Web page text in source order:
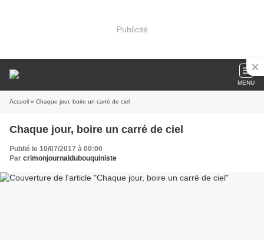
Publicité
MENU
Accueil » Chaque jour, boire un carré de ciel
Chaque jour, boire un carré de ciel
Publié le 10/07/2017 à 00:00
Par crimonjournaldubouquiniste